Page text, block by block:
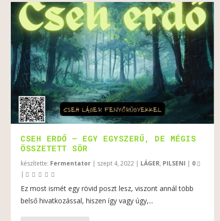
CSEH ERDŐ – EGY EGYSZERŰ, DE MÉGIS
ÖSSZETETT SÖR
készítette: Fermentator | szept 4, 2022 | LÁGER, PILSENI | 0
|
Ez most ismét egy rövid poszt lesz, viszont annál több
belső hivatkozással, hiszen így vagy úgy,...